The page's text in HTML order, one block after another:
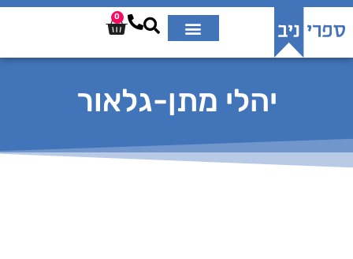
0
יהלי מתן-גלאור